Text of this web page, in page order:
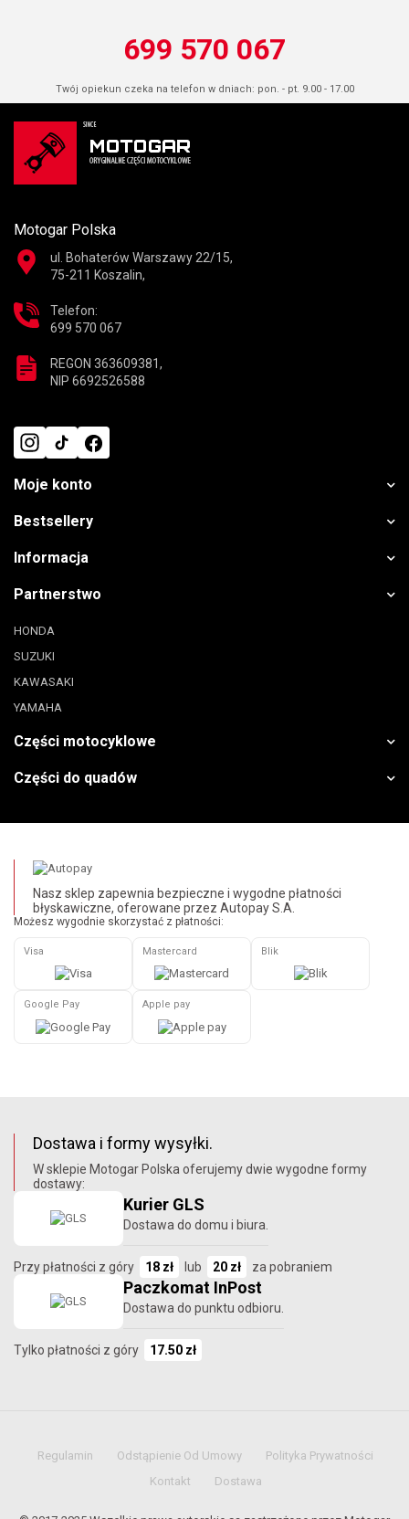
699 570 067
Twój opiekun czeka na telefon w dniach: pon. - pt. 9.00 - 17.00
Motogar Polska
ul. Bohaterów Warszawy 22/15,
75-211 Koszalin,
Telefon:
699 570 067
REGON 363609381,
NIP 6692526588
Moje konto
Bestsellery
Informacja
Partnerstwo
HONDA
SUZUKI
KAWASAKI
YAMAHA
Części motocyklowe
Części do quadów
Nasz sklep zapewnia bezpieczne i wygodne płatności
błyskawiczne, oferowane przez Autopay S.A.
Możesz wygodnie skorzystać z płatności:
Visa Mastercard Blik
Google Pay Apple pay
Dostawa i formy wysyłki.
W sklepie Motogar Polska oferujemy dwie wygodne formy
dostawy:
Kurier GLS
Dostawa do domu i biura.
Przy płatności z góry 18 zł lub 20 zł za pobraniem
Paczkomat InPost
Dostawa do punktu odbioru.
Tylko płatności z góry 17.50 zł
Regulamin Odstąpienie Od Umowy
Polityka Prywatności
Kontakt
Dostawa